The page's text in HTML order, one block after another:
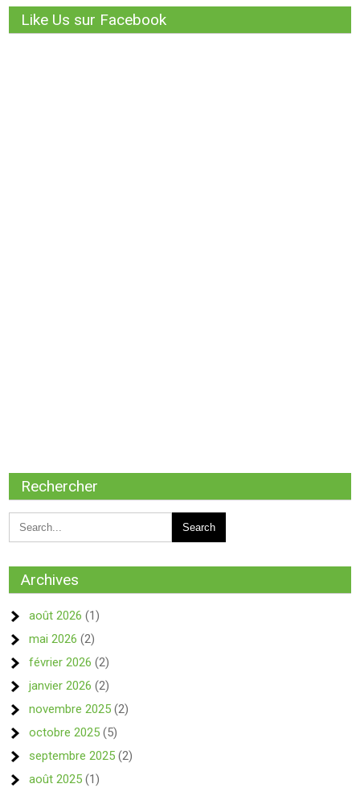
Like Us sur Facebook
Rechercher
Archives
août 2026 (1)
mai 2026 (2)
février 2026 (2)
janvier 2026 (2)
novembre 2025 (2)
octobre 2025 (5)
septembre 2025 (2)
août 2025 (1)